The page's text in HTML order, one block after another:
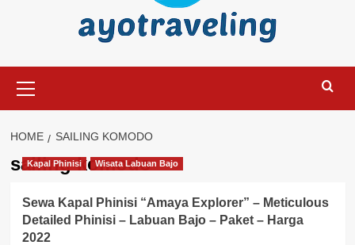
Menu
HOME SAILING KOMODO
sailing komodo
Kapal Phinisi Wisata Labuan Bajo
Sewa Kapal Phinisi “Amaya Explorer” – Meticulous
Detailed Phinisi – Labuan Bajo – Paket – Harga
2022